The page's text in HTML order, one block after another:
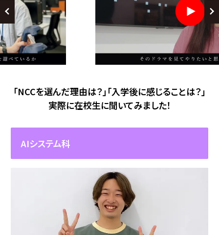
「NCCを選んだ理由は？」「入学後に感じることは？」
実際に在校生に聞いてみました！
AIシステム科